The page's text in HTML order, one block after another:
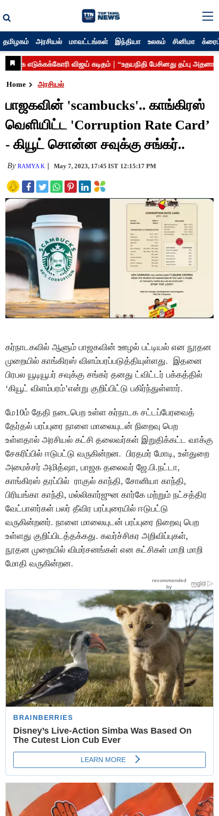
தமிழகம் அரசியல் மாவட்டங்கள் இந்தியா உலகம் சினிமா
Home அரசியல்
பாஜகவின் 'scambucks'.. காங்கிரஸ்
வெளியிட்ட 'Corruption Rate Card’
- கியூட் சொன்ன சவுக்கு சங்கர்..
ByRAMYA K May 7, 2023, 17:45 IST 12:15:17 PM
கர்நாடகவில் ஆளும் பாஜகவின் ஊழல் பட்டியல் என நூதன
முறையில் காங்கிரஸ் விளம்பரப்படுத்தியுள்ளது. இதனை
பிரபல யூடியூபர் சவுக்கு சங்கர் தனது ட்விட்டர் பக்கத்தில்
‘கியூட் விளம்பரம்’என்று குறிப்பிட்டு பகிர்ந்துள்ளார்.
மே10ம் தேதி நடைபெற உள்ள கர்நாடக சட்டப்பேரவைத்
தேர்தல் பரப்புரை நாளை மாலையுடன் நிறைவு பெற
உள்ளதால் அரசியல் கட்சி தலைவர்கள் இறுதிக்கட்ட வாக்கு
சேகரிப்பில் ஈடுபட்டு வருகின்றன. பிரதமர் மோடி, உள்துறை
அமைச்சர் அமித்ஷா, பாஜக தலைவர் ஜே.பி.நட்டா,
காங்கிரஸ் தரப்பில் ராகுல் காந்தி, சோனியா காந்தி,
பிரியங்கா காந்தி, மல்லிகார்ஜுன கார்கே மற்றும் நட்சத்திர
வேட்பாளர்கள் பலர் தீவிர பரப்புரையில் ஈடுபட்டு
வருகின்றனர். நாளை மாலையுடன் பரப்புரை நிறைவு பெற
உள்ளது குறிப்பிடத்தக்கது. கவர்ச்சிகர அறிவிப்புகள்,
நூதன முறையில் விமர்சனங்கள் என கட்சிகள் மாறி மாறி
மோதி வருகின்றன.